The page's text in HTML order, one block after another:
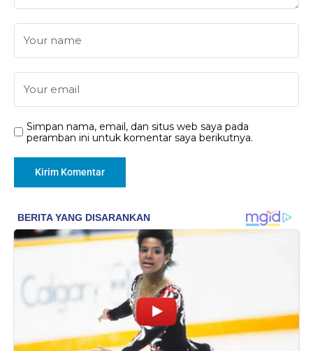
Simpan nama, email, dan situs web saya pada
peramban ini untuk komentar saya berikutnya.